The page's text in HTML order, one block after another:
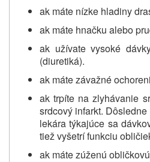
ak máte nízke hladiny
ak máte hnačku alebo
ak užívate vysoké
(diuretiká).
ak máte závažné
ak trpíte na zlyhávanie
srdcový infarkt.
lekára týkajúce sa
tiež vyšetrí funkciu
ak máte zúženú